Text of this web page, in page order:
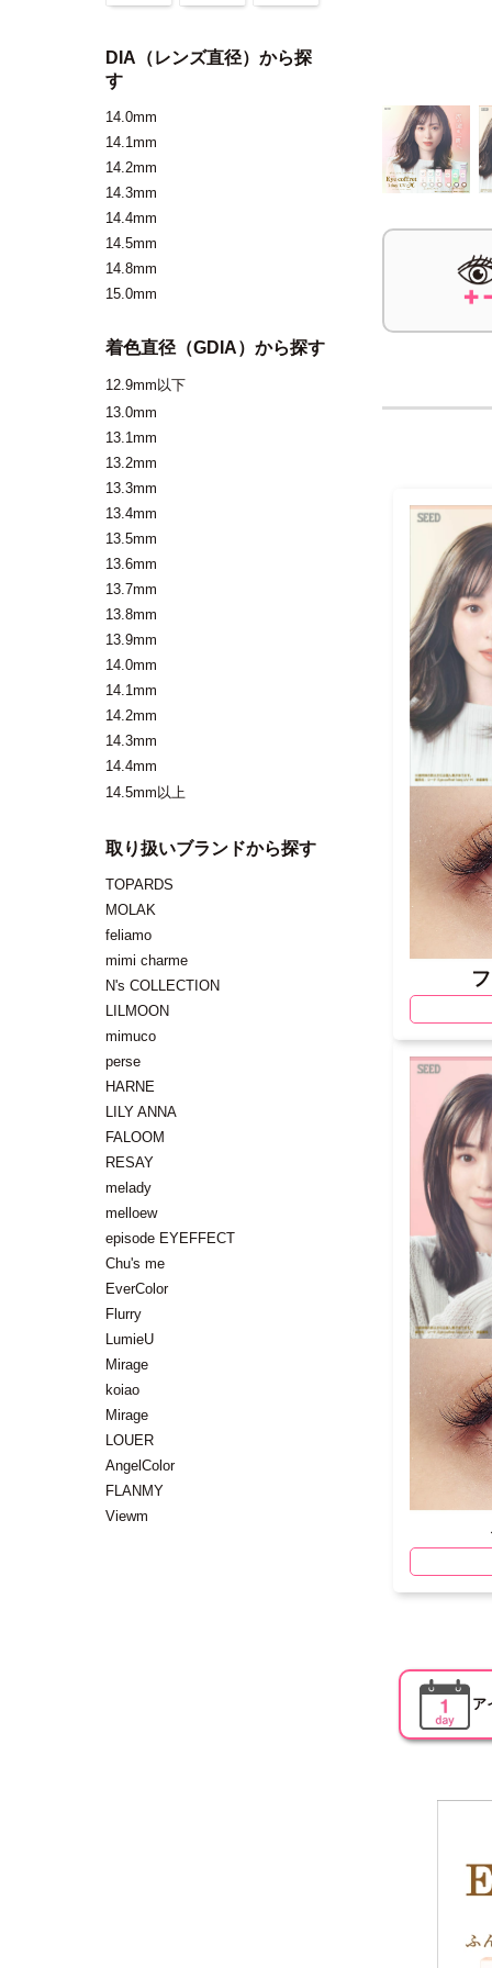
DIA（レンズ直径）から探
す
14.0mm
14.1mm
14.2mm
14.3mm
14.4mm
14.5mm
14.8mm
15.0mm
着色直径（GDIA）から探す
12.9mm以下
13.0mm
13.1mm
13.2mm
13.3mm
13.4mm
13.5mm
13.6mm
13.7mm
13.8mm
13.9mm
14.0mm
14.1mm
14.2mm
14.3mm
14.4mm
14.5mm以上
取り扱いブランドから探す
TOPARDS
MOLAK
feliamo
mimi charme
N's COLLECTION
LILMOON
mimuco
perse
HARNE
LILY ANNA
FALOOM
RESAY
melady
melloew
episode EYEFFECT
Chu's me
EverColor
Flurry
LumieU
Mirage
koiao
Mirage
LOUER
AngelColor
FLANMY
Viewm
ア